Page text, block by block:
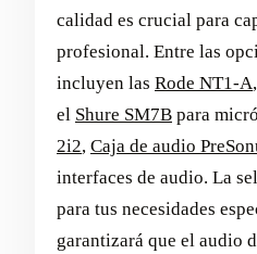
calidad es crucial para
profesional. Entre las
incluyen las Rode NT1-A,
el Shure SM7B para
2i2, Caja de audio
interfaces de audio. La
para tus necesidades
garantizará que el audio